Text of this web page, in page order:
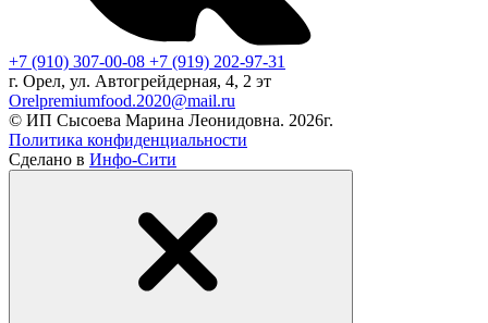
+7 (910) 307-00-08 +7 (919) 202-97-31
г. Орел, ул. Автогрейдерная, 4, 2 эт
Orelpremiumfood.2020@mail.ru
© ИП Сысоева Марина Леонидовна. 2026г.
Политика конфиденциальности
Сделано в Инфо-Сити